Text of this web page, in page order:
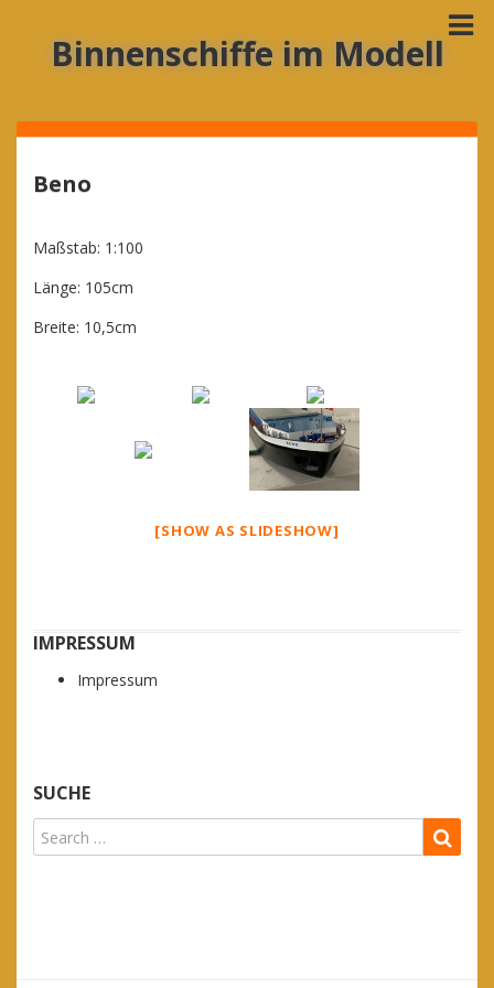
Binnenschiffe im Modell
Beno
Maßstab: 1:100
Länge: 105cm
Breite: 10,5cm
[SHOW AS SLIDESHOW]
IMPRESSUM
Impressum
SUCHE